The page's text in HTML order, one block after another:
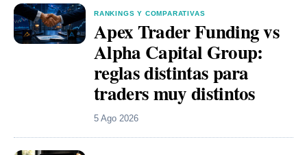
RANKINGS Y COMPARATIVAS
Apex Trader Funding vs
Alpha Capital Group:
reglas distintas para
traders muy distintos
5 Ago 2026